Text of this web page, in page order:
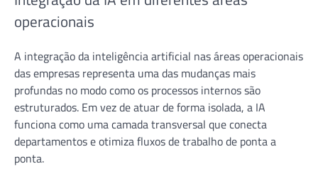
operacionais
A integração da inteligência artificial nas áreas operacionais
das empresas representa uma das mudanças mais
profundas no modo como os processos internos são
estruturados. Em vez de atuar de forma isolada, a IA
funciona como uma camada transversal que conecta
departamentos e otimiza fluxos de trabalho de ponta a
ponta.